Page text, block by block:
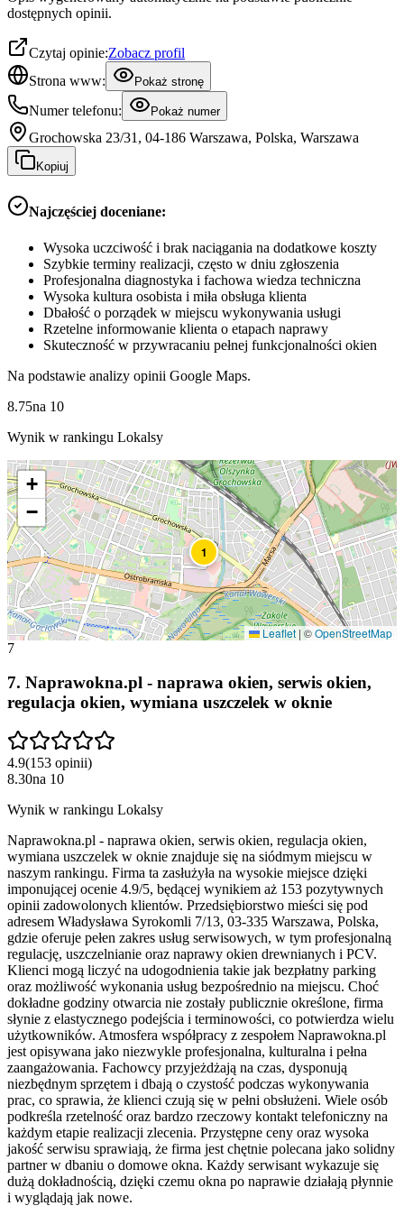
dostępnych opinii.
Czytaj opinie:Zobacz profil
Strona www:
Pokaż stronę
Numer telefonu: Pokaż numer
Grochowska 23/31, 04-186 Warszawa, Polska, Warszawa
Kopiuj
Najczęściej doceniane:
Wysoka uczciwość i brak naciągania na dodatkowe koszty
Szybkie terminy realizacji, często w dniu zgłoszenia
Profesjonalna diagnostyka i fachowa wiedza techniczna
Wysoka kultura osobista i miła obsługa klienta
Dbałość o porządek w miejscu wykonywania usługi
Rzetelne informowanie klienta o etapach naprawy
Skuteczność w przywracaniu pełnej funkcjonalności okien
Na podstawie analizy opinii Google Maps.
8.75na 10
Wynik w rankingu Lokalsy
1
+
−
Leaflet | ©OpenStreetMap
7
7. Naprawokna.pl - naprawa okien, serwis okien,
regulacja okien, wymiana uszczelek w oknie
4.9(153 opinii)
8.30na 10
Wynik w rankingu Lokalsy
Naprawokna.pl - naprawa okien, serwis okien, regulacja okien,
wymiana uszczelek w oknie znajduje się na siódmym miejscu w
naszym rankingu. Firma ta zasłużyła na wysokie miejsce dzięki
imponującej ocenie 4.9/5, będącej wynikiem aż 153 pozytywnych
opinii zadowolonych klientów. Przedsiębiorstwo mieści się pod
adresem Władysława Syrokomli 7/13, 03-335 Warszawa, Polska,
gdzie oferuje pełen zakres usług serwisowych, w tym profesjonalną
regulację, uszczelnianie oraz naprawy okien drewnianych i PCV.
Klienci mogą liczyć na udogodnienia takie jak bezpłatny parking
oraz możliwość wykonania usług bezpośrednio na miejscu. Choć
dokładne godziny otwarcia nie zostały publicznie określone, firma
słynie z elastycznego podejścia i terminowości, co potwierdza wielu
użytkowników. Atmosfera współpracy z zespołem Naprawokna.pl
jest opisywana jako niezwykle profesjonalna, kulturalna i pełna
zaangażowania. Fachowcy przyjeżdżają na czas, dysponują
niezbędnym sprzętem i dbają o czystość podczas wykonywania
prac, co sprawia, że klienci czują się w pełni obsłużeni. Wiele osób
podkreśla rzetelność oraz bardzo rzeczowy kontakt telefoniczny na
każdym etapie realizacji zlecenia. Przystępne ceny oraz wysoka
jakość serwisu sprawiają, że firma jest chętnie polecana jako solidny
partner w dbaniu o domowe okna. Każdy serwisant wykazuje się
dużą dokładnością, dzięki czemu okna po naprawie działają płynnie
i wyglądają jak nowe.